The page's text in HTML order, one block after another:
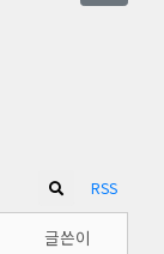
RSS
글쓴이